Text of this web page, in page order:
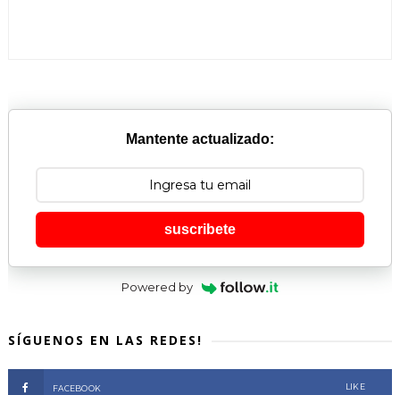
Mantente actualizado:
suscribete
Powered by
SÍGUENOS EN LAS REDES!
FACEBOOK LIKE